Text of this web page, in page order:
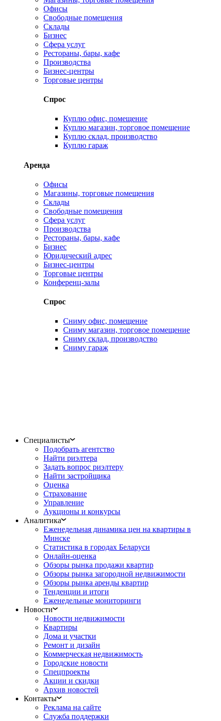
Офисы
Свободные помещения
Склады
Бизнес
Сфера услуг
Рестораны, бары, кафе
Производства
Бизнес-центры
Торговые центры
Спрос
Куплю офис, помещение
Куплю магазин, торговое помещение
Куплю склад, производство
Куплю гараж
Аренда
Офисы
Магазины, торговые помещения
Склады
Свободные помещения
Сфера услуг
Производства
Рестораны, бары, кафе
Бизнес
Юридический адрес
Бизнес-центры
Торговые центры
Конференц-залы
Спрос
Сниму офис, помещение
Сниму магазин, торговое помещение
Сниму склад, производство
Сниму гараж
Специалисты
Подобрать агентство
Найти риэлтера
Задать вопрос риэлтеру
Найти застройщика
Оценка
Страхование
Управление
Аукционы и конкурсы
Аналитика
Еженедельная динамика цен на квартиры в
Минске
Статистика в городах Беларуси
Онлайн-оценка
Обзоры рынка продажи квартир
Обзоры рынка загородной недвижимости
Обзоры рынка аренды квартир
Тенденции и итоги
Еженедельные мониторинги
Новости
Новости недвижимости
Квартиры
Дома и участки
Ремонт и дизайн
Коммерческая недвижимость
Городские новости
Спецпроекты
Акции и скидки
Архив новостей
Контакты
Реклама на сайте
Служба поддержки